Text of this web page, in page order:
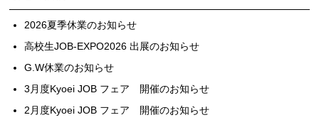
2026夏季休業のお知らせ
高校生JOB-EXPO2026 出展のお知らせ
G.W休業のお知らせ
3月度Kyoei JOB フェア 開催のお知らせ
2月度Kyoei JOB フェア 開催のお知らせ